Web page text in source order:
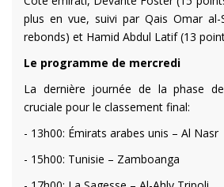
plus en vue, suivi par Qais Omar al-
rebonds) et Hamid Abdul Latif (13
Le programme de mercredi
La dernière journée de la phase de
cruciale pour le classement final:
- 13h00: Émirats arabes unis – Al Nasr
- 15h00: Tunisie – Zamboanga